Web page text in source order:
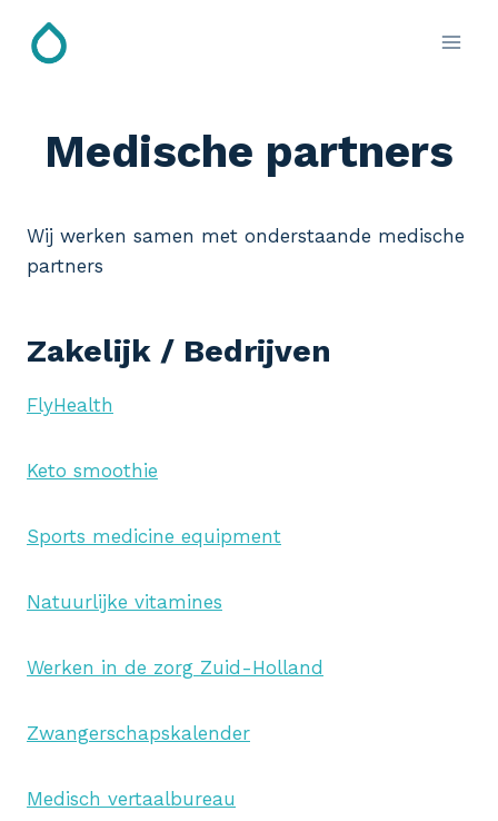
naar
Medische partners
Wij werken samen met onderstaande medische
partners
Zakelijk / Bedrijven
FlyHealth
Keto smoothie
Sports medicine equipment
Natuurlijke vitamines
Werken in de zorg Zuid-Holland
Zwangerschapskalender
Medisch vertaalbureau